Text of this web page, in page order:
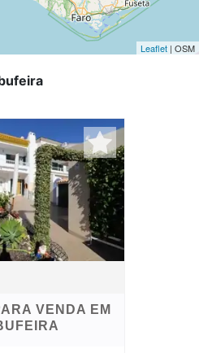
Leaflet | OSM
VENDA EM